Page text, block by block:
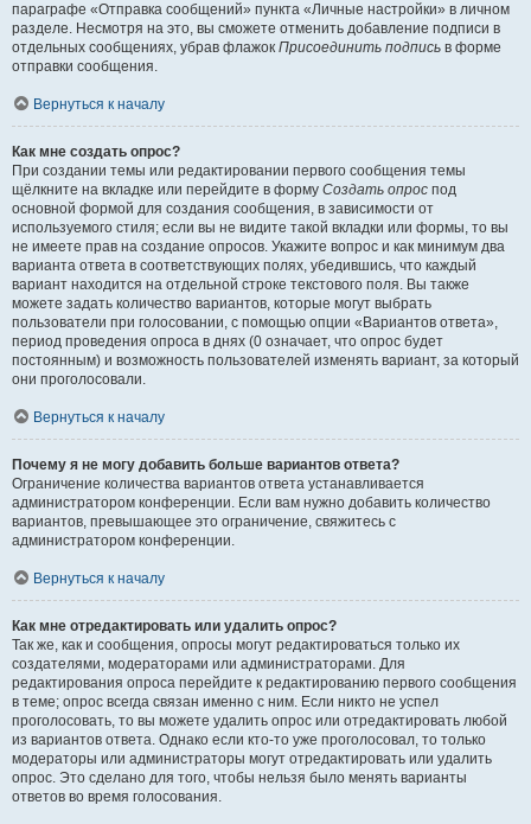
параграфе «Отправка сообщений» пункта «Личные настройки» в личном
разделе. Несмотря на это, вы сможете отменить добавление подписи в
отдельных сообщениях, убрав флажок Присоединить подпись в форме
отправки сообщения.
Вернуться к началу
Как мне создать опрос?
При создании темы или редактировании первого сообщения темы
щёлкните на вкладке или перейдите в форму Создать опрос под
основной формой для создания сообщения, в зависимости от
используемого стиля; если вы не видите такой вкладки или формы, то вы
не имеете прав на создание опросов. Укажите вопрос и как минимум два
варианта ответа в соответствующих полях, убедившись, что каждый
вариант находится на отдельной строке текстового поля. Вы также
можете задать количество вариантов, которые могут выбрать
пользователи при голосовании, с помощью опции «Вариантов ответа»,
период проведения опроса в днях (0 означает, что опрос будет
постоянным) и возможность пользователей изменять вариант, за который
они проголосовали.
Вернуться к началу
Почему я не могу добавить больше вариантов ответа?
Ограничение количества вариантов ответа устанавливается
администратором конференции. Если вам нужно добавить количество
вариантов, превышающее это ограничение, свяжитесь с
администратором конференции.
Вернуться к началу
Как мне отредактировать или удалить опрос?
Так же, как и сообщения, опросы могут редактироваться только их
создателями, модераторами или администраторами. Для
редактирования опроса перейдите к редактированию первого сообщения
в теме; опрос всегда связан именно с ним. Если никто не успел
проголосовать, то вы можете удалить опрос или отредактировать любой
из вариантов ответа. Однако если кто-то уже проголосовал, то только
модераторы или администраторы могут отредактировать или удалить
опрос. Это сделано для того, чтобы нельзя было менять варианты
ответов во время голосования.